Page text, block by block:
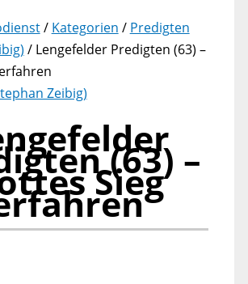
/ Kategorien / Predigten
/ Lengefelder Predigten (63) –
Zeibig)
(63) –
Sieg